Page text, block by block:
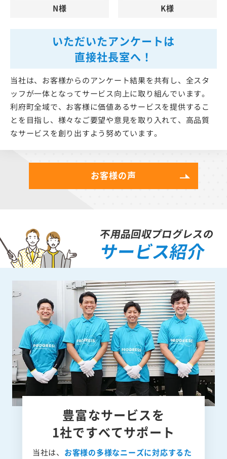
いただいたアンケートは
直接社長室へ！
当社は、お客様からのアンケート結果を共有し、全スタ
ッフが一体となってサービス向上に取り組んでいます。
利府町全域で、お客様に価値あるサービスを提供するこ
とを目指し、様々なご要望や意見を取り入れて、高品質
なサービスを創り出すよう努めています。
N様 K様
お客様の声
不用品回収プログレスの
サービス紹介
豊富なサービスを
1社ですべてサポート
当社は、 お客様の多様なニーズに対応するた